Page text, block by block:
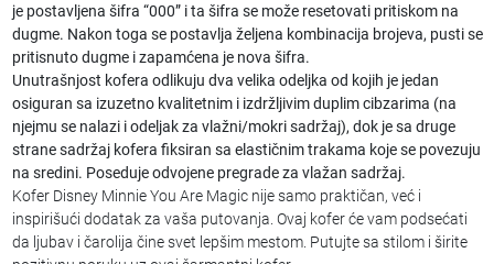
je postavljena šifra “000” i ta šifra se može resetovati pritiskom na
dugme. Nakon toga se postavlja željena kombinacija brojeva, pusti se
pritisnuto dugme i zapamćena je nova šifra.
Unutrašnjost kofera odlikuju dva velika odeljka od kojih je jedan
osiguran sa izuzetno kvalitetnim i izdržljivim duplim cibzarima (na
njejmu se nalazi i odeljak za vlažni/mokri sadržaj), dok je sa druge
strane sadržaj kofera fiksiran sa elastičnim trakama koje se povezuju
na sredini. Poseduje odvojene pregrade za vlažan sadržaj.
Kofer Disney Minnie You Are Magic nije samo praktičan, već i
inspirišući dodatak za vaša putovanja. Ovaj kofer će vam podsećati
da ljubav i čarolija čine svet lepšim mestom. Putujte sa stilom i širite